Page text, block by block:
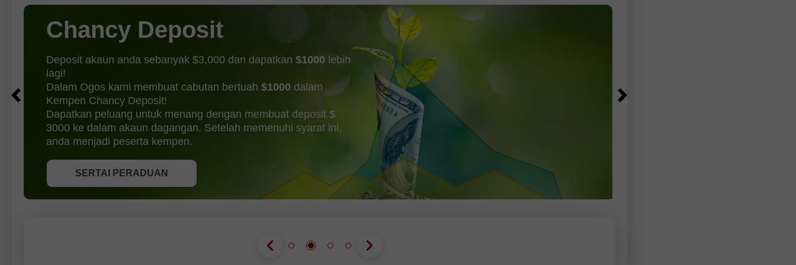
(penanda aras minyak mentah)
kepada 198,000. Purata pergerakan
Chancy Deposit
Deposit akaun anda sebanyak $3,000 dan dapatkan $1000 lebih
lagi!
Dalam Ogos kami membuat cabutan bertuah $1000 dalam
Kempen Chancy Deposit!
Dapatkan peluang untuk menang dengan membuat deposit $
3000 ke dalam akaun dagangan. Setelah memenuhi syarat ini,
anda menjadi peserta kempen.
SERTAI PERADUAN
SERTAI PERADUAN
DAPATKAN BONUS